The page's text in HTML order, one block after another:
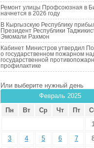
Ремонт улицы Профсоюзная в
начнется в 2026 году
В Кыргызскую Республику
Президент Республики
Эмомали Рахмон
Кабинет Министров утвердил
о государственном пожарном
государственной
профилактике
Или выберите нужный день
Февраль 2025
Пн
Вт Ср Чт Пт
1
3
4 5 6 7